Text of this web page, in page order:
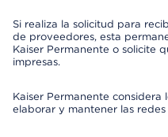
Si realiza la solicitud para
de proveedores, esta
Kaiser Permanente o solicite
impresas.
Kaiser Permanente considera
elaborar y mantener las